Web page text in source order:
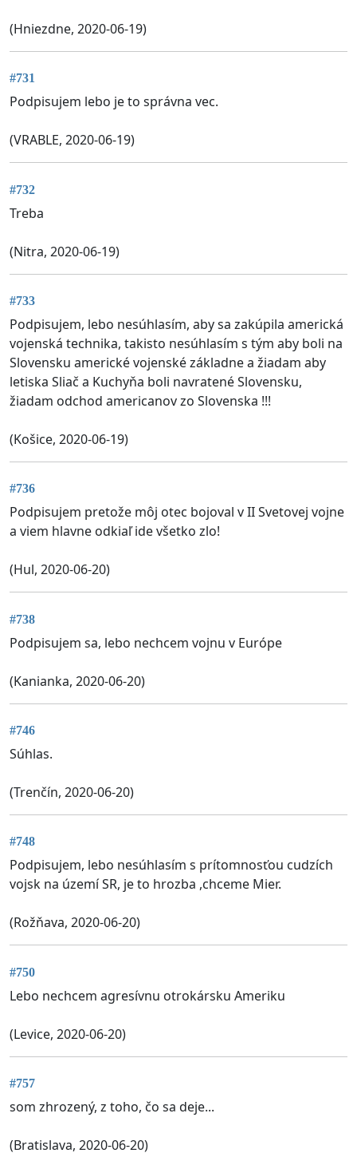
(Hniezdne, 2020-06-19)
#731
Podpisujem lebo je to správna vec.
(VRABLE, 2020-06-19)
#732
Treba
(Nitra, 2020-06-19)
#733
Podpisujem, lebo nesúhlasím, aby sa zakúpila americká
vojenská technika, takisto nesúhlasím s tým aby boli na
Slovensku americké vojenské základne a žiadam aby
letiska Sliač a Kuchyňa boli navratené Slovensku,
žiadam odchod americanov zo Slovenska !!!
(Košice, 2020-06-19)
#736
Podpisujem pretože môj otec bojoval v II Svetovej vojne
a viem hlavne odkiaľ ide všetko zlo!
(Hul, 2020-06-20)
#738
Podpisujem sa, lebo nechcem vojnu v Európe
(Kanianka, 2020-06-20)
#746
Súhlas.
(Trenčín, 2020-06-20)
#748
Podpisujem, lebo nesúhlasím s prítomnosťou cudzích
vojsk na území SR, je to hrozba ,chceme Mier.
(Rožňava, 2020-06-20)
#750
Lebo nechcem agresívnu otrokársku Ameriku
(Levice, 2020-06-20)
#757
som zhrozený, z toho, čo sa deje...
(Bratislava, 2020-06-20)